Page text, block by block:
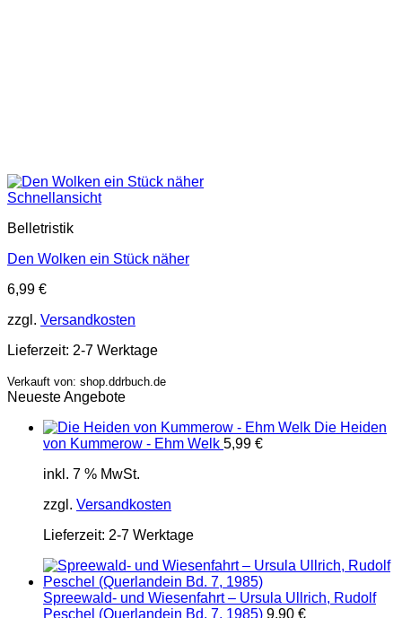
Schnellansicht
Belletristik
Den Wolken ein Stück näher
6,99 €
zzgl. Versandkosten
Lieferzeit: 2-7 Werktage
Verkauft von: shop.ddrbuch.de
Neueste Angebote
Die Heiden
von Kummerow - Ehm Welk 5,99 €
inkl. 7 % MwSt.
zzgl. Versandkosten
Lieferzeit: 2-7 Werktage
Spreewald- und Wiesenfahrt – Ursula Ullrich, Rudolf
Peschel (Querlandein Bd. 7, 1985) 9,90 €